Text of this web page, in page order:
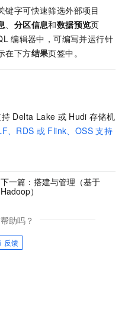
键字可快速筛选外部项目
分区信息和数据预览页
编辑器中，可编写并运行针
在下方结果页签中。
Delta Lake 或 Hudi 存储机
、RDS 或 Flink、OSS 支持
下一篇：搭建与管理（基于
Hadoop）
助吗？
反馈